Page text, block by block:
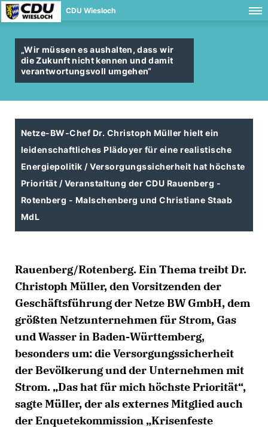
CDU Wiesloch
Wir müssen es aushalten, dass wir
die Zukunft nicht kennen und damit
verantwortungsvoll umgehen“
Netze-BW-Chef Dr. Christoph Müller hielt ein
leidenschaftliches Plädoyer für eine realistische
Energiepolitik / Versorgungssicherheit hat höchste
Priorität / Veranstaltung der CDU Rauenberg -
Rotenberg - Malschenberg und Christiane Staab
MdL
Rauenberg/Rotenberg. Ein Thema treibt Dr.
Christoph Müller, den Vorsitzenden der
Geschäftsführung der Netze BW GmbH, dem
größten Netzunternehmen für Strom, Gas
und Wasser in Baden-Württemberg,
besonders um: die Versorgungssicherheit
der Bevölkerung und der Unternehmen mit
Strom. „Das hat für mich höchste Priorität“,
sagte Müller, der als externes Mitglied auch
der Enquetekommission „Krisenfeste